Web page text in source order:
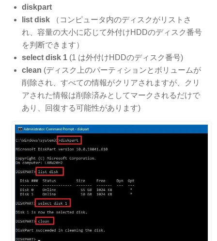
diskpart
list disk （コンピュータ内のディスクがリストさ
れ、容量の大小に応じて外付けHDDのディスク番号
を判断できます）
select disk 1 (1 は外付けHDDのディスク番号)
clean (ディスク上のパーティションとボリュームが
削除され、すべての情報がクリアされますが、クリ
アされた情報は削除済みとしてマークされるだけで
あり、回復する可能性があります)